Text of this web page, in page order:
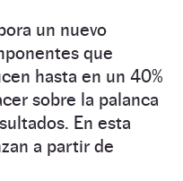
un nuevo
que
hasta en un 40%
sobre la palanca
En esta
a partir de